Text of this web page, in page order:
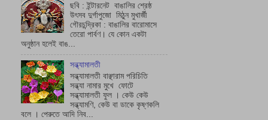
ছবি : ইন্টারনেট বাঙালির শ্রেষ্ঠ
উৎসব দুর্গাপুজো মিঠুন মুখার্জী
গৌরচন্দ্রিকা : বাঙালির বারোমাসে
তেরো পার্বণ। যে কোন একটা
অনুষ্ঠান হলেই বাঙ...
সন্ধ্যামালতী
সন্ধ্যামালতী বাঞ্ছারাম পরিচিতি
সন্ধ্যা নামার মুখে ফোটে
সন্ধ্যামালতী ফুল । কেউ কেউ
সন্ধ্যামণি, কেউ বা ডাকে কৃষ্ণকলি
বলে । পেরুতে আদি নিব...